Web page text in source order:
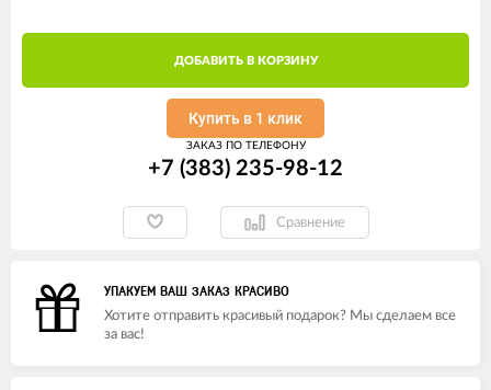
ДОБАВИТЬ В КОРЗИНУ
Купить в 1 клик
ЗАКАЗ ПО ТЕЛЕФОНУ
+7 (383) 235-98-12
Сравнение
УПАКУЕМ ВАШ ЗАКАЗ КРАСИВО
Хотите отправить красивый подарок? Мы сделаем все
за вас!